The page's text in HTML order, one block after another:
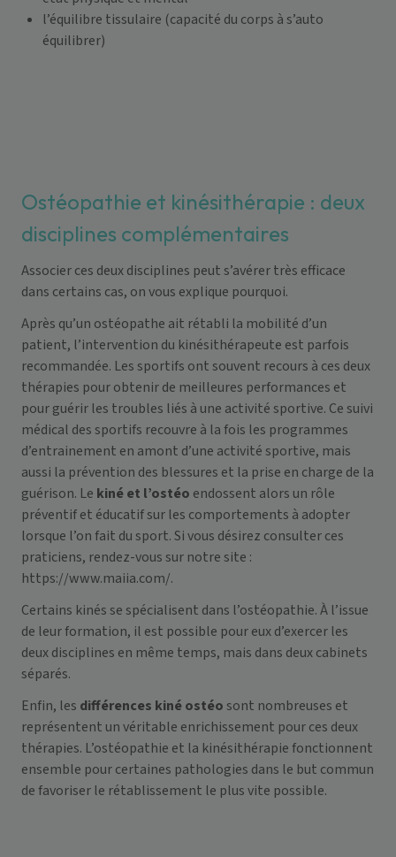
l’équilibre tissulaire (capacité du corps à s’auto
équilibrer)
Ostéopathie et kinésithérapie : deux
disciplines complémentaires
Associer ces deux disciplines peut s’avérer très efficace
dans certains cas, on vous explique pourquoi.
Après qu’un ostéopathe ait rétabli la mobilité d’un
patient, l’intervention du kinésithérapeute est parfois
recommandée. Les sportifs ont souvent recours à ces deux
thérapies pour obtenir de meilleures performances et
pour guérir les troubles liés à une activité sportive. Ce suivi
médical des sportifs recouvre à la fois les programmes
d’entrainement en amont d’une activité sportive, mais
aussi la prévention des blessures et la prise en charge de la
guérison. Le kiné et l’ostéo endossent alors un rôle
préventif et éducatif sur les comportements à adopter
lorsque l’onfait du sport. Si vous désirez consulter ces
praticiens, rendez-vous sur notre site :
https://www.maiia.com/.
Certains kinés se spécialisent dans l’ostéopathie. À l’issue
de leur formation, il est possible pour eux d’exercer les
deux disciplines en même temps, mais dans deux cabinets
séparés.
Enfin, les différences kiné ostéosont nombreuses et
représentent un véritable enrichissement pour ces deux
thérapies. L’ostéopathie et la kinésithérapie fonctionnent
ensemble pour certaines pathologies dans le but commun
de favoriser le rétablissement le plus vite possible.